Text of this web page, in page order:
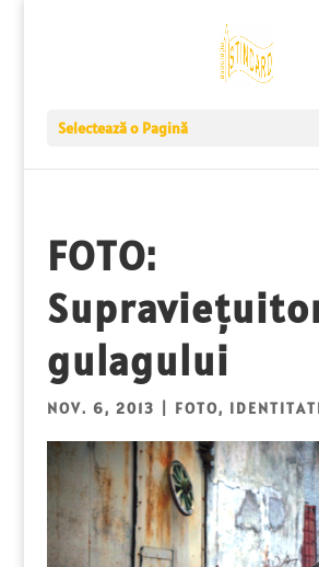
Selectează o Pagină
FOTO:
gulagului
NOV. 6, 2013 FOTO,